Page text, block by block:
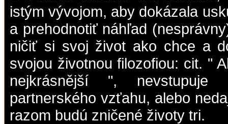
istým vývojom, aby dokázala
a prehodnotiť náhľad
ničiť si svoj život ako chce a
svojou životnou filozofiou: cit. "
nejkrásnější ", nevstupuje
partnerského vzťahu, alebo
razom budú zničené životy tri.